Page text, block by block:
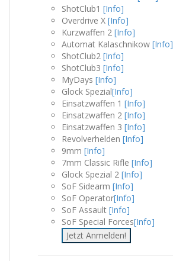
ShotClub1 [Info]
Overdrive X [Info]
Kurzwaffen 2 [Info]
Automat Kalaschnikow [Info]
ShotClub2 [Info]
ShotClub3 [Info]
MyDays [Info]
Glock Spezial[Info]
Einsatzwaffen 1 [Info]
Einsatzwaffen 2 [Info]
Einsatzwaffen 3 [Info]
Revolverhelden [Info]
9mm [Info]
7mm Classic Rifle [Info]
Glock Spezial 2 [Info]
SoF Sidearm [Info]
SoF Operator[Info]
SoF Assault [Info]
SoF Special Forces[Info]
Jetzt Anmelden!